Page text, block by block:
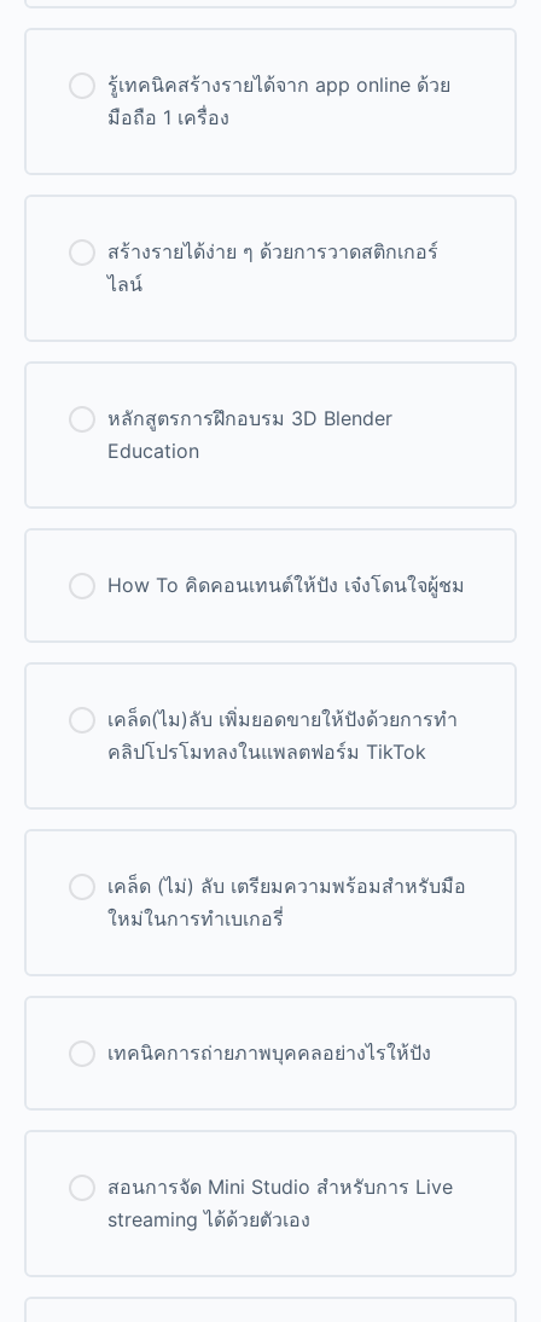
0% Complete 0/0 Steps
รู้เทคนิคสร้างรายได้จาก app online ด้วย
มือถือ 1 เครื่อง
0% Complete 0/0 Steps
สร้างรายได้ง่าย ๆ ด้วยการวาดสติกเกอร์
ไลน์
0% Complete 0/0 Steps
หลักสูตรการฝึกอบรม 3D Blender
Education
0% Complete 0/0 Steps
How To คิดคอนเทนต์ให้ปัง เจ๋งโดนใจผู้ชม
0% Complete 0/0 Steps
เคล็ด(ไม)ลับ เพิ่มยอดขายให้ปังด้วยการทำ
คลิปโปรโมทลงในแพลตฟอร์ม TikTok
0% Complete 0/0 Steps
เคล็ด (ไม่) ลับ เตรียมความพร้อมสำหรับมือ
ใหม่ในการทำเบเกอรี่
0% Complete 0/0 Steps
เทคนิคการถ่ายภาพบุคคลอย่างไรให้ปัง
0% Complete 0/0 Steps
สอนการจัด Mini Studio สําหรับการ Live
streaming ได้ด้วยตัวเอง
0% Complete 0/0 Steps